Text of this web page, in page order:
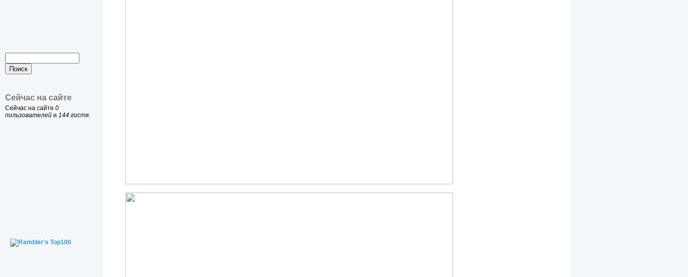
Сейчас на сайте
Сейчас на сайте 0
пользователей и 144 гостя.